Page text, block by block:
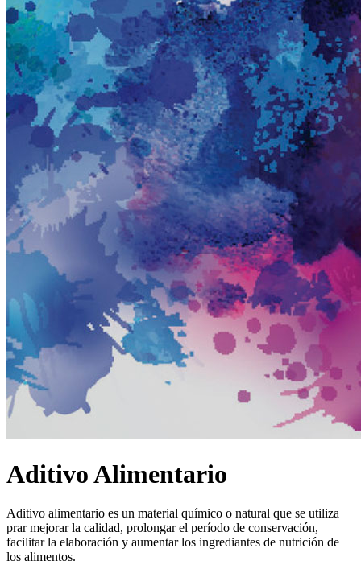
Aditivo Alimentario
Aditivo alimentario es un material químico o natural que se utiliza
prar mejorar la calidad, prolongar el período de conservación,
facilitar la elaboración y aumentar los ingrediantes de nutrición de
los alimentos.